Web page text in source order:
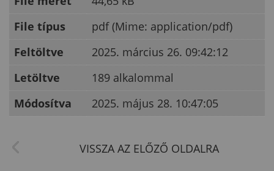
File típus
pdf (Mime: application/pdf)
Feltöltve
2025. március 26. 09:42:12
Letöltve
189 alkalommal
Módosítva
2025. május 28. 10:47:05